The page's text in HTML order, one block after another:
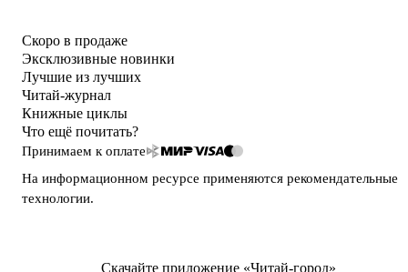
Скоро в продаже
Эксклюзивные новинки
Лучшие из лучших
Читай-журнал
Книжные циклы
Что ещё почитать?
Принимаем к оплате
На информационном ресурсе применяются рекомендательные
технологии.
Скачайте приложение «Читай-город»